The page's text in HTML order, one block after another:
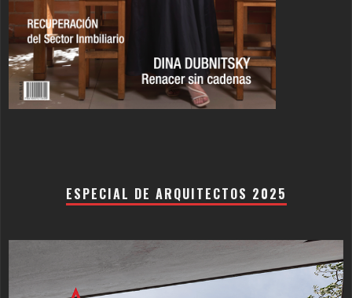
ESPECIAL DE ARQUITECTOS 2025